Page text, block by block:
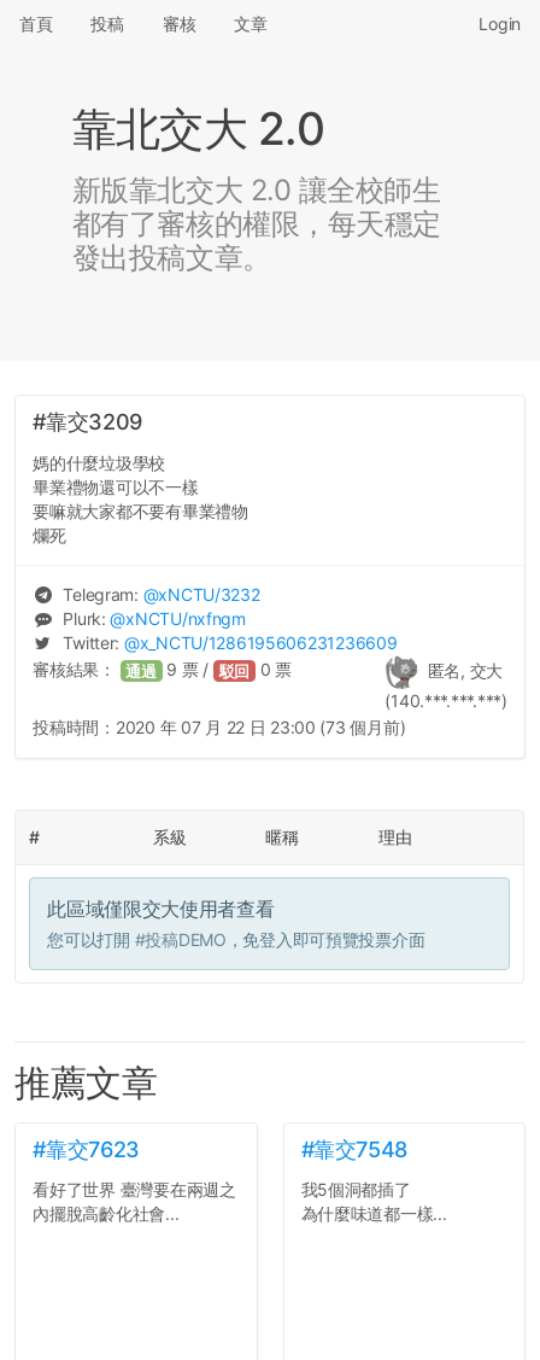
首頁 投稿 審核 文章 Login
靠北交大 2.0
新版靠北交大 2.0 讓全校師生
都有了審核的權限，每天穩定
發出投稿文章。
#靠交3209
媽的什麼垃圾學校
畢業禮物還可以不一樣
要嘛就大家都不要有畢業禮物
爛死
Telegram: @xNCTU/3232
Plurk:@xNCTU/nxfngm
Twitter: @x_NCTU/1286195606231236609
匿名, 交大
(140.***.***.***)
審核結果： 通過 9 票 / 駁回 0 票
投稿時間： 2020 年 07 月 22 日 23:00 (73 個月前)
# 系級 暱稱 理由
此區域僅限交大使用者查看
您可以打開 #投稿DEMO ，免登入即可預覽投票介面
推薦文章
#靠交7623
看好了世界 臺灣要在兩週之
內擺脫高齡化社會...
#靠交7548
我5個洞都插了
為什麼味道都一樣...